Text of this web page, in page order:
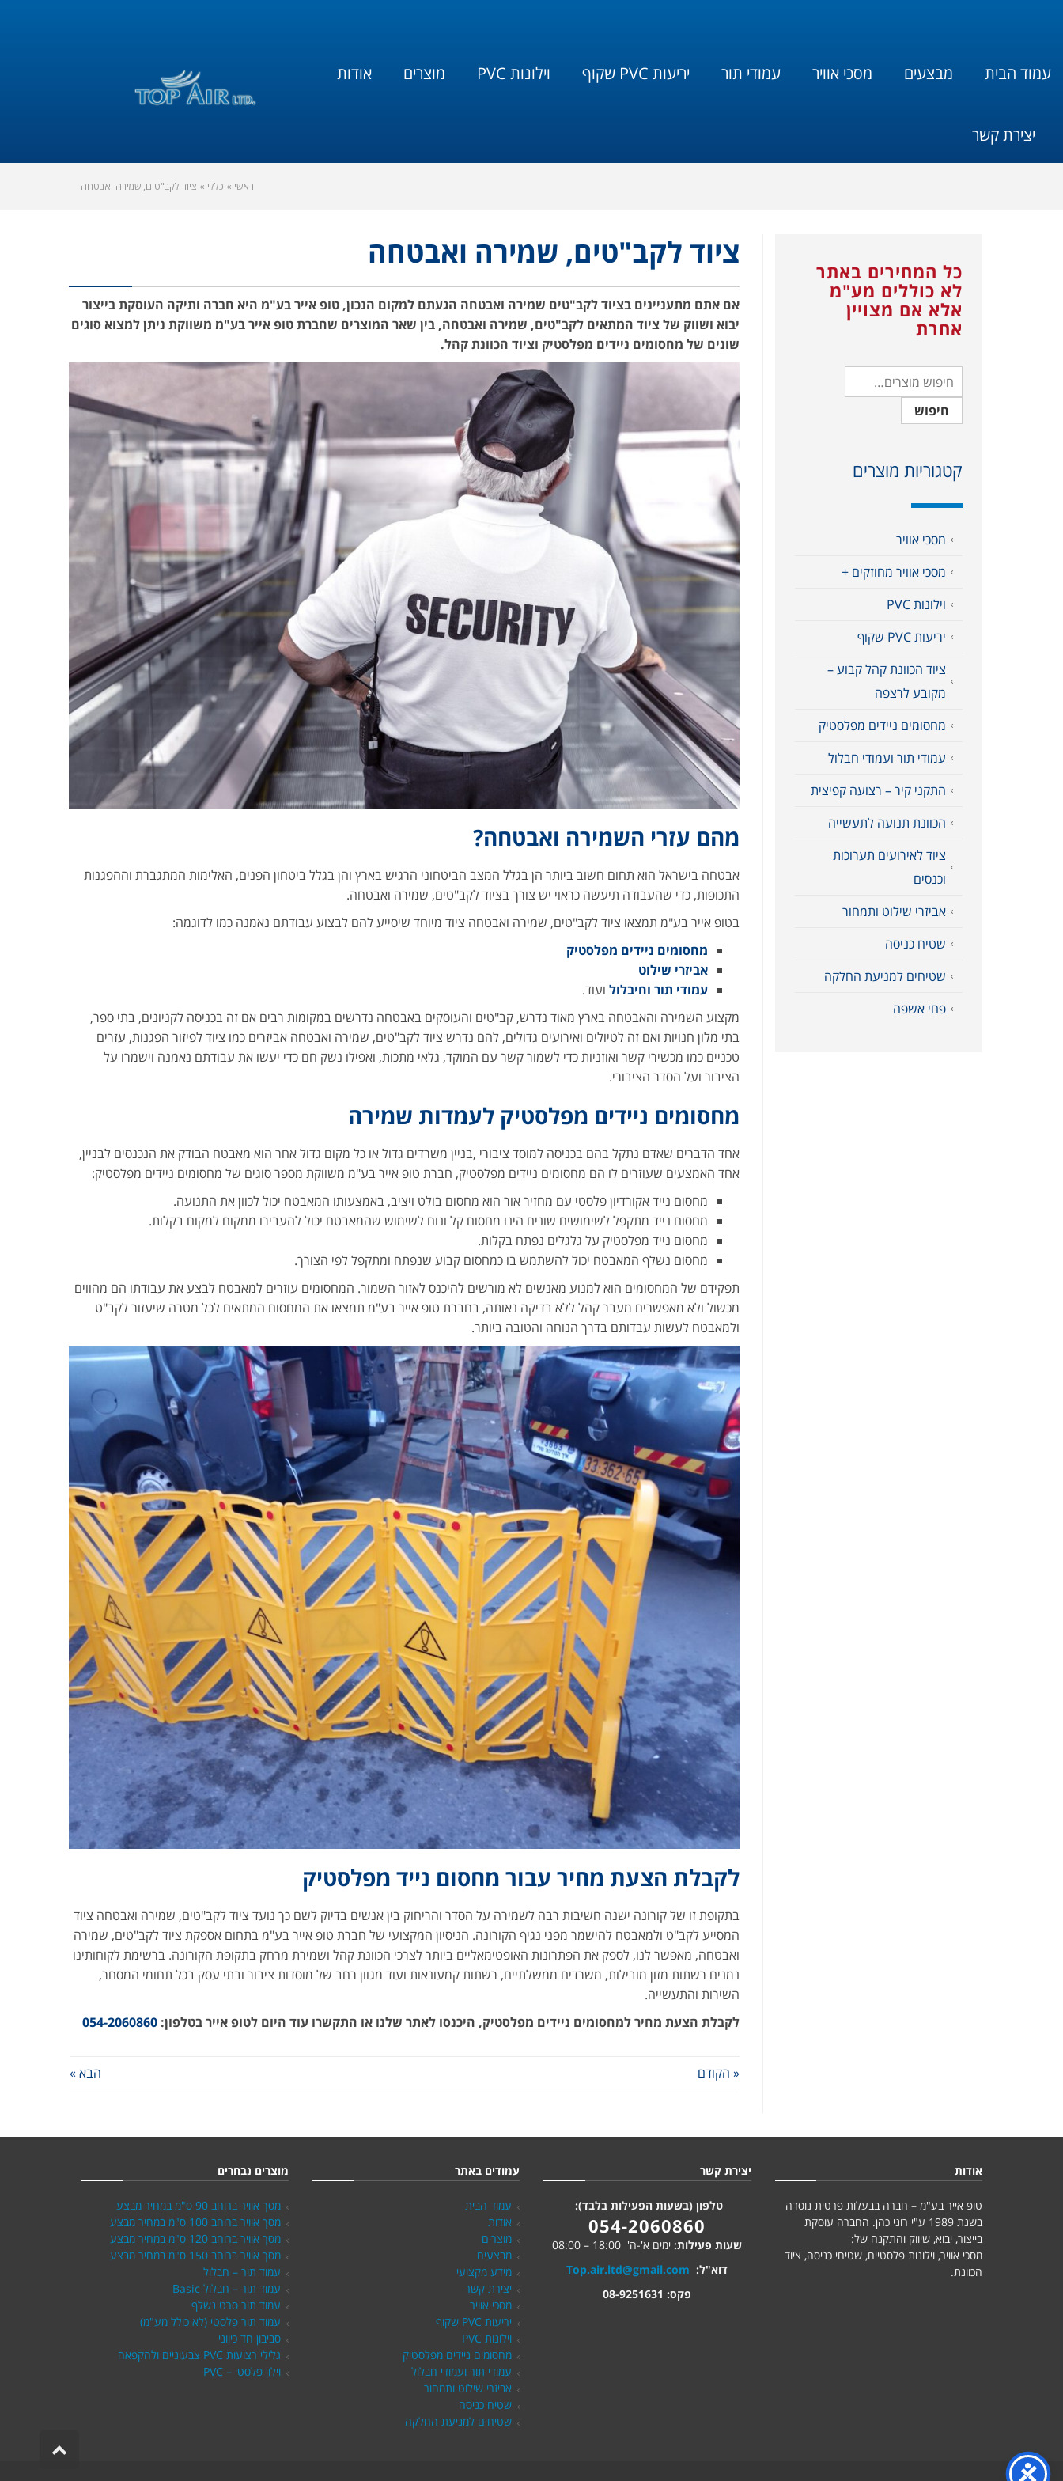
עמוד הבית מבצעים מסכי אוויר עמודי תור יריעות PVC שקוף וילונות PVC מוצרים אודות
יצירת קשר
ראשי » כללי » ציוד לקב"טים, שמירה ואבטחה
ציוד לקב"טים, שמירה ואבטחה
אם אתם מתעניינים בציוד לקב"טים שמירה ואבטחה הגעתם למקום הנכון, טופ אייר בע"מ היא חברה ותיקה העוסקת בייצור
יבוא ושווק של ציוד המתאים לקב"טים, שמירה ואבטחה, בין שאר המוצרים שחברת טופ אייר בע"מ משווקת ניתן למצוא סוגים
שונים של מחסומים ניידים מפלסטיק וציוד הכוונת קהל.
מהם עזרי השמירה ואבטחה?
אבטחה בישראל הוא תחום חשוב ביותר הן בגלל המצב הביטחוני הרגיש בארץ והן בגלל ביטחון הפנים, האלימות המתגברת וההפגנות
התכופות, כדי שהעבודה תיעשה כראוי יש צורך בציוד לקב"טים, שמירה ואבטחה.
בטופ אייר בע"מ תמצאו ציוד לקב"טים, שמירה ואבטחה ציוד מיוחד שיסייע להם לבצוע עבודתם נאמנה כמו לדוגמה:
מחסומים ניידים מפלסטיק
אביזרי שילוט
עמודי תור וחיבלול ועוד.
מקצוע השמירה והאבטחה בארץ מאוד נדרש, קב"טים והעוסקים באבטחה נדרשים במקומות רבים אם זה בכניסה לקניונים, בתי ספר,
בתי מלון חנויות ואם זה לטיולים ואירועים גדולים, להם נדרש ציוד לקב"טים, שמירה ואבטחה אביזרים כמו ציוד לפיזור הפגנות, עזרים
טכניים כמו מכשירי קשר ואוזניות כדי לשמור קשר עם המוקד, גלאי מתכות, ואפילו נשק חם כדי יעשו את עבודתם נאמנה וישמרו על
הציבור ועל הסדר הציבורי.
מחסומים ניידים מפלסטיק לעמדות שמירה
אחד הדברים שאדם נתקל בהם בכניסה למוסד ציבורי ,בניין משרדים גדול או כל מקום גדול אחר הוא מאבטח הבודק את הנכנסים לבניין,
אחד האמצעים שעוזרים לו הם מחסומים ניידים מפלסטיק, חברת טופ אייר בע"מ משווקת מספר סוגים של מחסומים ניידים מפלסטיק:
מחסום נייד אקורדיון פלסטי עם מחזיר אור הוא מחסום בולט ויציב, באמצעותו המאבטח יכול לכוון את התנועה.
מחסום נייד מתקפל לשימושים שונים הינו מחסום קל ונוח לשימוש שהמאבטח יכול להעבירו ממקום למקום בקלות.
מחסום נייד מפלסטיק על גלגלים נפתח בקלות.
מחסום נשלף המאבטח יכול להשתמש בו כמחסום קבוע שנפתח ומתקפל לפי הצורך.
תפקידם של המחסומים הוא למנוע מאנשים לא מורשים להיכנס לאזור השמור. המחסומים עוזרים למאבטח לבצע את עבודתו הם מהווים
מכשול ולא מאפשרים מעבר קהל ללא בדיקה נאותה, בחברת טופ אייר בע"מ תמצאו את המחסום המתאים לכל מטרה שיעזור לקב"ט
ולמאבטח לעשות עבדותם בדרך הנוחה והטובה ביותר.
לקבלת הצעת מחיר עבור מחסום נייד מפלסטיק
בתקופת זו של קורונה ישנה חשיבות רבה לשמירה על הסדר והריחוק בין אנשים בדיוק לשם כך נועד ציוד לקב"טים, שמירה ואבטחה ציוד
המסייע לקב"ט ולמאבטח להישמר מפני נגיף הקורונה. הניסיון המקצועי של חברת טופ אייר בע"מ בתחום אספקת ציוד לקב"טים, שמירה
ואבטחה, מאפשר לנו, לספק את הפתרונות האופטימאליים ביותר לצרכי הכוונת קהל ושמירת מרחק בתקופת הקורונה. ברשימת לקוחותינו
נמנים רשתות מזון מובילות, משרדים ממשלתיים, רשתות קמעונאות ועוד מגוון רחב של מוסדות ציבור ובתי עסק בכל תחומי המסחר,
השירות והתעשייה.
לקבלת הצעת מחיר למחסומים ניידים מפלסטיק, היכנסו לאתר שלנו או התקשרו עוד היום לטופ אייר בטלפון:054-2060860
« הקודם הבא »
כל המחירים באתר
לא כוללים מע"מ
אלא אם מצויין
אחרת
חיפוש
קטגוריות מוצרים
מסכי אוויר
מסכי אוויר מחוזקים +
וילונות PVC
יריעות PVC שקוף
ציוד הכוונת קהל קבוע –
מקובע לרצפה
מחסומים ניידים מפלסטיק
עמודי תור ועמודי חבלול
התקני קיר – רצועה קפיצית
הכוונת תנועה לתעשייה
ציוד לאירועים תערוכות
וכנסים
אביזרי שילוט ותמחור
שטיח כניסה
שטיחים למניעת החלקה
פחי אשפה
אודות
טופ אייר בע"מ – חברה בבעלות פרטית נוסדה
בשנת 1989 ע"י רוני כהן. החברה עוסקת
בייצור, יבוא, שיווק והתקנה של:
מסכי אוויר, וילונות פלסטיים, שטיחי כניסה, ציוד
הכוונת.
יצירת קשר
טלפון (בשעות הפעילות בלבד):
054-2060860
שעות פעילות: ימים א'-ה' 18:00 – 08:00
דוא"ל: Top.air.ltd@gmail.com
פקס: 08-9251631
עמודים באתר
עמוד הבית
אודות
מוצרים
מבצעים
מידע מקצועי
יצירת קשר
מסכי אוויר
יריעות PVC שקוף
וילונות PVC
מחסומים ניידים מפלסטיק
עמודי תור ועמודי חבלול
אביזרי שילוט ותמחור
שטיח כניסה
שטיחים למניעת החלקה
מוצרים נבחרים
מסך אוויר ברוחב 90 ס"מ במחיר מבצע
מסך אוויר ברוחב 100 ס"מ במחיר מבצע
מסך אוויר ברוחב 120 ס"מ במחיר מבצע
מסך אוויר ברוחב 150 ס"מ במחיר מבצע
עמוד תור – חבלול
עמוד תור – חבלול Basic
עמוד תור סרט נשלף
עמוד תור פלסטי (לא כולל מע"מ)
סביבון חד כיווני
גלילי רצועות PVC צבעוניים ולהקפאה
וילון פלסטי – PVC